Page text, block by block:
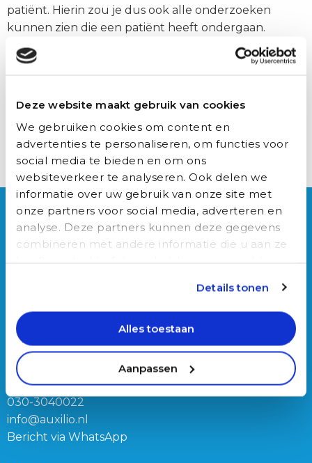
Deze website maakt gebruik van cookies
We gebruiken cookies om content en
advertenties te personaliseren, om functies voor
social media te bieden en om ons
websiteverkeer te analyseren. Ook delen we
informatie over uw gebruik van onze site met
onze partners voor social media, adverteren en
analyse. Deze partners kunnen deze gegevens
combineren met andere informatie die u aan ze
Details tonen
Alles toestaan
Aanpassen
patiënt. Hierin zou je dus ook alle onderzoeken
kunnen zien die een patiënt heeft ondergaan.
Gevolg is dat er onnodige onderzoeken vermeden
kunnen worden. De gegevens zijn immers bekend.
Er moet volgens verschillende partijen nog het een
en ander gebeuren rondom de privacy. Deze zou
volgens het huidige wetsvoorstel niet streng genoeg
zijn.
Delen Delen Delen
via:
Delen
via:
Delen
via:
Over Auxilio
Werken bij Auxilio
Werving & Selectie
Connect
Franz-Lisztplantsoen 210,
3533 JG Utrecht
030-3040022
info@auxilio.nl
Bericht via WhatsApp